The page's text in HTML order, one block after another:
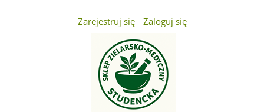
Zarejestruj się Zaloguj się